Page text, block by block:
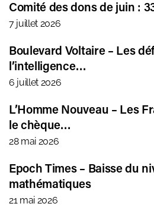
Comité des dons de juin :
7 juillet 2026
Boulevard Voltaire – Les
l’intelligence…
6 juillet 2026
L’Homme Nouveau – Les
le chèque…
28 mai 2026
Epoch Times – Baisse du
mathématiques
21 mai 2026